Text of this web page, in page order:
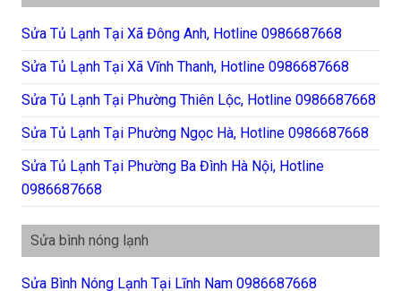
Sửa Tủ Lạnh Tại Xã Đông Anh, Hotline 0986687668
Sửa Tủ Lạnh Tại Xã Vĩnh Thanh, Hotline 0986687668
Sửa Tủ Lạnh Tại Phường Thiên Lộc, Hotline 0986687668
Sửa Tủ Lạnh Tại Phường Ngọc Hà, Hotline 0986687668
Sửa Tủ Lạnh Tại Phường Ba Đình Hà Nội, Hotline
0986687668
Sửa bình nóng lạnh
Sửa Bình Nóng Lạnh Tại Lĩnh Nam 0986687668